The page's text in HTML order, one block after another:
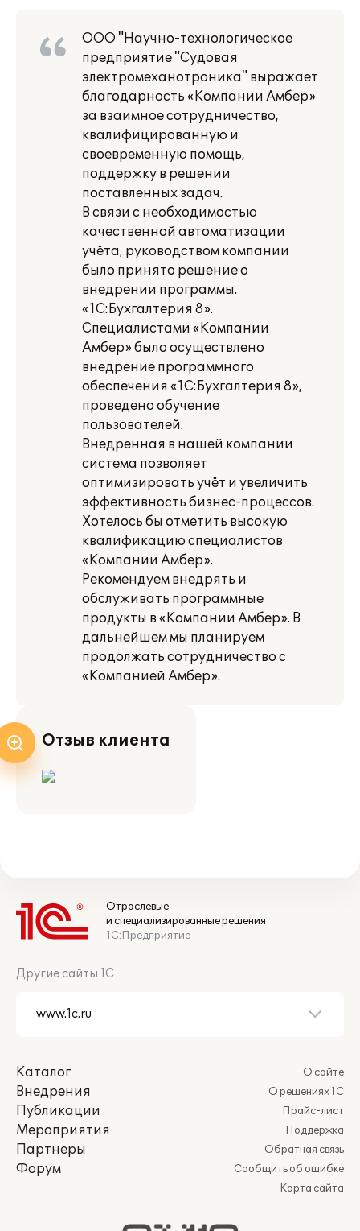
ООО "Научно-технологическое
предприятие "Судовая
электромеханотроника" выражает
благодарность «Компании Амбер»
за взаимное сотрудничество,
квалифицированную и
своевременную помощь,
поддержку в решении
поставленных задач.
В связи с необходимостью
качественной автоматизации
учёта, руководством компании
было принято решение о
внедрении программы.
«1С:Бухгалтерия 8».
Специалистами «Компании
Амбер» было осуществлено
внедрение программного
обеспечения «1С:Бухгалтерия 8»,
проведено обучение
пользователей.
Внедренная в нашей компании
система позволяет
оптимизировать учёт и увеличить
эффективность бизнес-процессов.
Хотелось бы отметить высокую
квалификацию специалистов
«Компании Амбер».
Рекомендуем внедрять и
обслуживать программные
продукты в «Компании Амбер». В
дальнейшем мы планируем
продолжать сотрудничество с
«Компанией Амбер».
Отзыв клиента
Отраслевые
и специализированные решения
1С:Предприятие
Другие сайты 1С
Каталог
Внедрения
Публикации
Мероприятия
Партнеры
Форум
О сайте
О решениях 1С
Прайс-лист
Поддержка
Обратная связь
Сообщить об ошибке
Карта сайта